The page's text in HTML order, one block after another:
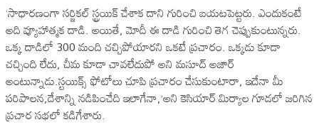
‘సాధారణంగా సర్జికల్ స్ట్రయిక్ చేశాక దాని గురించి బయటపెట్టరు. ఎందుకంటే
అది వ్యూహాత్మక దాడి. అయితే, మోదీ ఈ దాడి గురించి తెగ చెప్పుకుంటున్నరు.
ఒక్క దాడిలో 300 మంది చచ్చిపోయారని ఒకటే ప్రచారం. ఒక్కడు కూడా
చచ్చింది లేదు, చీమ కూడా చావలేదుపో అని మసూద్ అజార్
అంటున్నాడు.స్టయిక్స్ ఫోటోలు చూపి ప్రచారం చేసుకుంటారా, ఇదేనా మీ
పరిపాలన,దేశాన్ని నడిపించేది ఇలాగేనా,’అని కెసియార్ మిర్యాల గూడలో జరిగిన
ప్రచార సభలో కడిగేశారు.